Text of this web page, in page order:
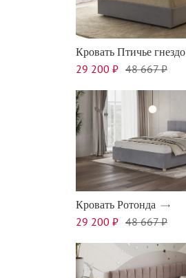
Кровать Птичье гнездо
29 200 ₽ 48 667 ₽
Кровать Ротонда
29 200 ₽ 48 667 ₽